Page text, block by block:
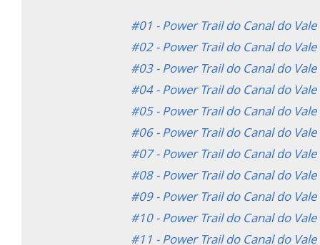
#01 - Power Trail do Canal do
#02 - Power Trail do Canal do
#03 - Power Trail do Canal do
#04 - Power Trail do Canal do
#05 - Power Trail do Canal do
#06 - Power Trail do Canal do
#07 - Power Trail do Canal do
#08 - Power Trail do Canal do
#09 - Power Trail do Canal do
#10 - Power Trail do Canal do
#11 - Power Trail do Canal do